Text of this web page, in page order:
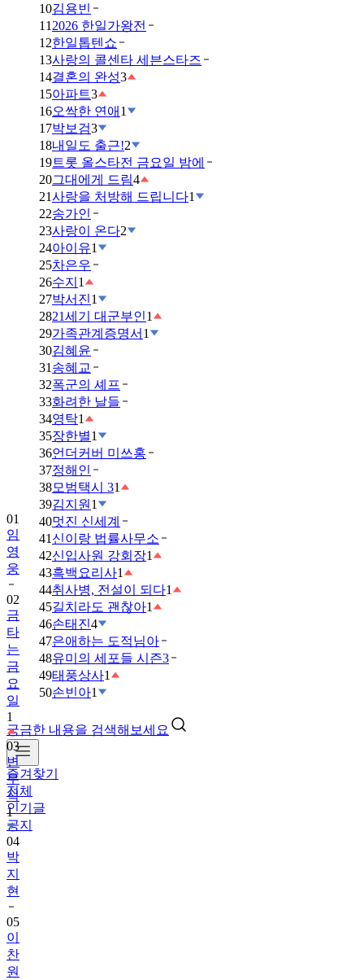
10김용빈
11 2026 한일가왕전
12한일톱텐쇼
13사랑의 콜센타 세븐스타즈
14결혼의 완성3
15아파트3
16오싹한 연애 1
17박보검3
18내일도 출근!2
19트롯 올스타전 금요일 밤에
20그대에게 드림4
21사랑을 처방해 드립니다1
22송가인
23사랑이 온다2
24아이유1
25차은우
26수지 1
27박서진1
2821세기 대군부인1
29가족관계증명서 1
30김혜윤
31 송혜교
32폭군의 셰프
33화려한 날들
34영탁1
35장한별1
36언더커버 미쓰홍
37정해인
38모범택시 31
39김지원 1
40멋진 신세계
41 신이랑 법률사무소
42신입사원 강회장1
43흑백요리사1
44취사병, 전설이 되다1
45길치라도 괜찮아1
46손태진4
47은애하는 도적님아
48유미의 세포들 시즌3
49태풍상사1
50손빈아1
궁금한 내용을 검색해보세요
즐겨찾기
전체
인기글
공지
01
임
영
웅
02
금
타
는
금
요
일
1
03
변
우
석
1
04
박
지
현
05
이
찬
원